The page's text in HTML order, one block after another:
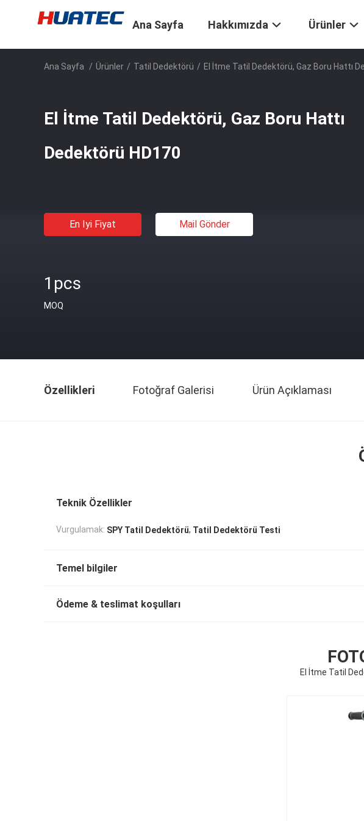
Ana Sayfa Hakkımızda Ürünler
Ana Sayfa / Ürünler / Tatil Dedektörü / El İtme Tatil Dedektörü, Gaz Boru Hattı
El İtme Tatil Dedektörü, Gaz Boru Hattı
Dedektörü HD170
En Iyi Fiyat Mail Gönder
1pcs
MOQ
Özellikleri Fotoğraf Galerisi Ürün Açıklaması
Teknik Özellikler
Vurgulamak: SPY Tatil Dedektörü, Tatil Dedektörü Testi
Temel bilgiler
Ödeme & teslimat koşulları
El İtme Tatil